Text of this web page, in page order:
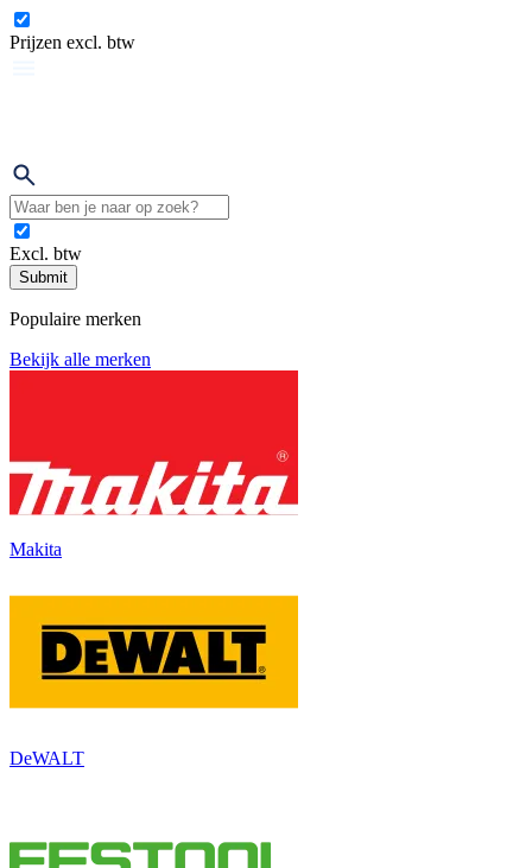
Prijzen excl. btw
Excl. btw
Submit
Populaire merken
Bekijk alle merken
Makita
DeWALT